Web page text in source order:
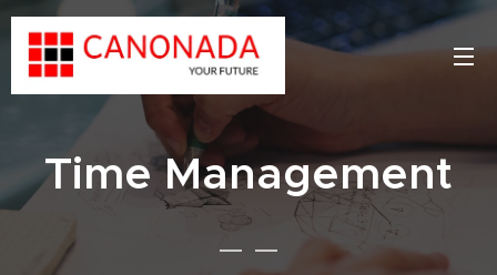
Time Management